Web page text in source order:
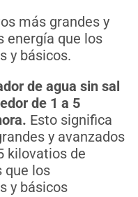
más grandes y
energía que los
y básicos.
de agua sin sal
de 1 a 5
Esto significa
y avanzados
kilovatios de
que los
y básicos